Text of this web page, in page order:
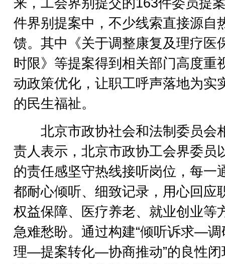
来，工会界别提交的163件委员提
件界别提案中，不少线索直接源自
馈。其中《关于调整康复及理疗医
时限》等提案得到相关部门高度重
动政策优化，让职工呼声落地为实
的民生福祉。
北京市政协社会和法制委员会
责人表示，北京市政协工会界委员
的责任感坚守热线接听岗位，每一
都耐心倾听、细致记录，用心回应
权益保障、医疗养老、就业创业等
急难愁盼。通过构建“倾听诉求—调
理—提案转化—协商推动”的良性闭